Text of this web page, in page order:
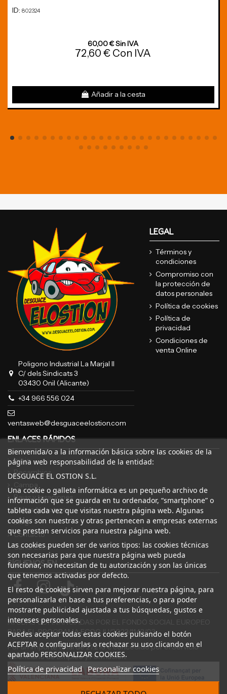
ID: 802324
60,00 € Sin IVA
72,60 € Con IVA
Añadir a la cesta
Poligono Industrial La Marjal II
C/ dels Sindicats 3
03430 Onil (Alicante)
+34 966 556 024
ventasweb@desguaceelostion.com
LEGAL
Términos y
condiciones
Compromiso con
la protección de
datos personales
Política de cookies
Política de
privacidad
Condiciones de
venta Online
ENLACES RÁPIDOS
Inicio
Recambios
Campa
Bajas y tasaciones
Sobre Nosotros
Blog
Contacto
Canal Ético
Bienvenida/o a la información básica sobre las cookies de la
página web responsabilidad de la entidad:
DESGUACE EL OSTION S.L.
Una cookie o galleta informática es un pequeño archivo de
información que se guarda en tu ordenador, “smartphone” o
tableta cada vez que visitas nuestra página web. Algunas
cookies son nuestras y otras pertenecen a empresas externas
que prestan servicios para nuestra página web.
Las cookies pueden ser de varios tipos: las cookies técnicas
son necesarias para que nuestra página web pueda
funcionar, no necesitan de tu autorización y son las únicas
que tenemos activadas por defecto.
El resto de cookies sirven para mejorar nuestra página, para
personalizarla en base a tus preferencias, o para poder
mostrarte publicidad ajustada a tus búsquedas, gustos e
intereses personales.
Puedes aceptar todas estas cookies pulsando el botón
ACEPTAR o configurarlas o rechazar su uso clicando en el
apartado PERSONALIZAR COOKIES.
Política de privacidad Personalizar cookies
SÍGUENOS EN
AYUDAS COFINANCIADAS POR EL FONDO SOCIAL EUROPEO
PARA EL PROGRAMA ECOGJU/2023/1143/03
Por un importe total de 27.216 € concedido por el Servicio
Valenciano de Empleo y Formación.